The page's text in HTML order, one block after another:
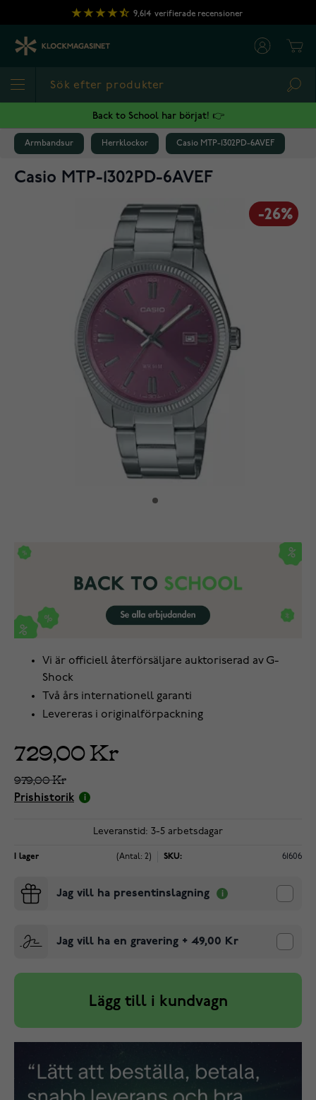
Hoppa till innehållet
9,614 verifierade recensioner
Back to School har börjat! 👉
Armbandsur Herrklockor Casio MTP-1302PD-6AVEF
Casio MTP-1302PD-6AVEF
-26%
Vi är officiell återförsäljare auktoriserad av G-
Shock
Två års internationell garanti
Levereras i originalförpackning
729,00 Kr
979,00 Kr
Prishistorik
Leveranstid: 3-5 arbetsdagar
I lager (Antal: 2) SKU: 61606
Jag vill ha presentinslagning
Jag vill ha en gravering + 49,00 Kr
Lägg till i kundvagn